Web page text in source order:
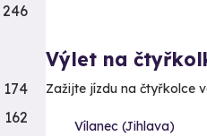
Výlet na
Zažijte jízdu na čtyřkolce
Vílanec (Jihlava)
246
174
162